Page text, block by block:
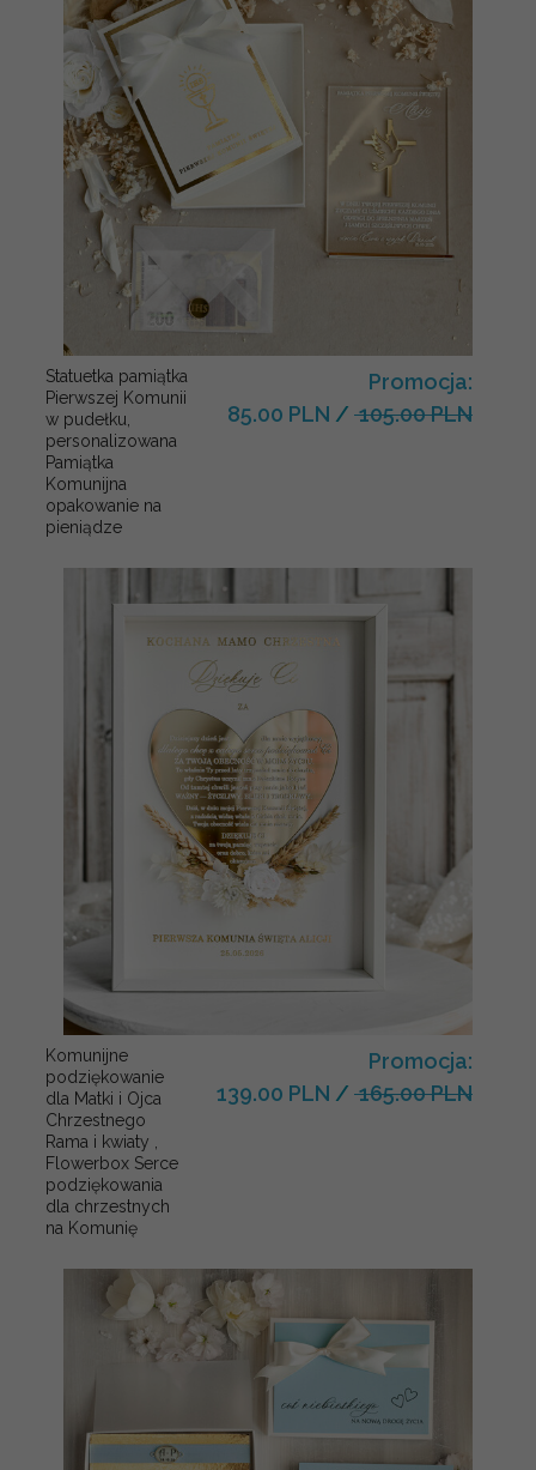
Statuetka pamiątka
Pierwszej Komunii
w pudełku,
personalizowana
Pamiątka
Komunijna
opakowanie na
pieniądze
Promocja:
85.00 PLN / 105.00 PLN
Komunijne
podziękowanie
dla Matki i Ojca
Chrzestnego
Rama i kwiaty ,
Flowerbox Serce
podziękowania
dla chrzestnych
na Komunię
Promocja:
139.00 PLN / 165.00 PLN